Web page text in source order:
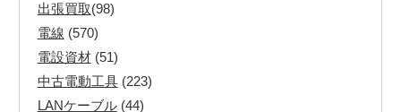
出張買取(98)
電線 (570)
電設資材(51)
中古電動工具(223)
LANケーブル(44)